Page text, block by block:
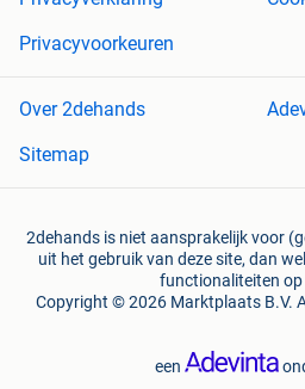
Privacyvoorkeuren
Over 2dehands
Sitemap
2dehands is niet aansprakelijk voor
uit het gebruik van deze site, dan
functionaliteiten op
Copyright © 2026 Marktplaats B.V.
een